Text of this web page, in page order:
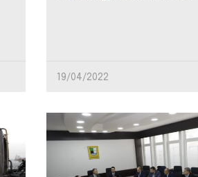
19/04/2022